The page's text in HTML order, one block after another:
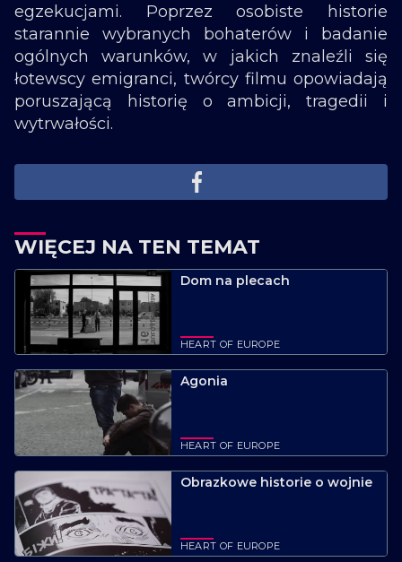
egzekucjami. Poprzez osobiste historie
starannie wybranych bohaterów i badanie
ogólnych warunków, w jakich znaleźli się
łotewscy emigranci, twórcy filmu opowiadają
poruszającą historię o ambicji, tragedii i
wytrwałości.
WIĘCEJ NA TEN TEMAT
Dom na plecach
HEART OF EUROPE
Agonia
HEART OF EUROPE
Obrazkowe historie o wojnie
HEART OF EUROPE